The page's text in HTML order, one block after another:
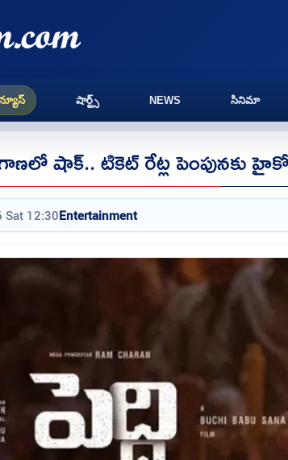
షార్ట్స్ NEWS సినిమా
షాక్.. టికెట్ రేట్ల పెంపునకు
Sat 12:30Entertainment